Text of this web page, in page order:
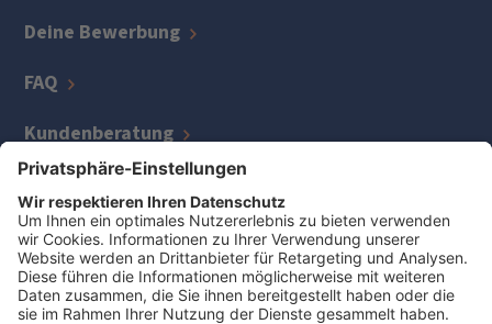
Deine Bewerbung
FAQ
Kundenberatung
IT
Kreditmanagement
Zentrale Bereiche